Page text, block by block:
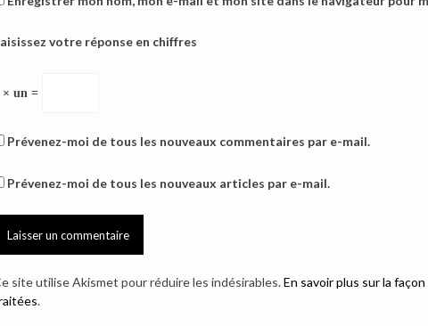
votre réponse en chiffres
× un =
Prévenez-moi de tous les nouveaux commentaires par e-mail.
Prévenez-moi de tous les nouveaux articles par e-mail.
site utilise Akismet pour réduire les indésirables.En savoir plus sur la
.